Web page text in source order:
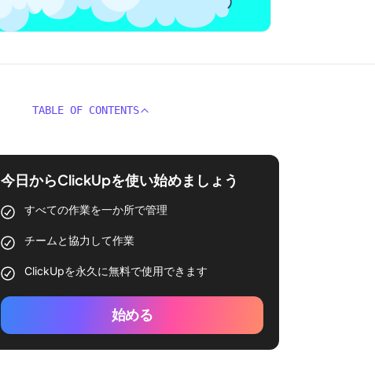
TABLE OF CONTENTS
今日からClickUpを使い始めましょう
すべての作業を一か所で管理
チームと協力して作業
ClickUpを永久に無料で使用できます
始める